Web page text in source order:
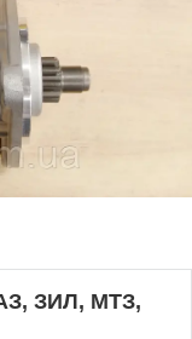
ЗИЛ, МТЗ,